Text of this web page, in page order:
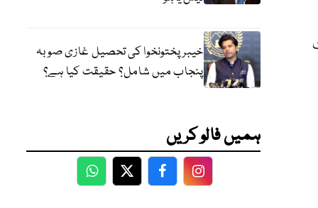
خیبر پختونخوا کی تحصیل غازی صوبہ
پنجاب میں شامل؟ حقیقت کیا ہے؟
ہمیں فالو کریں
WhatsApp
TwitterFacebookFacebook